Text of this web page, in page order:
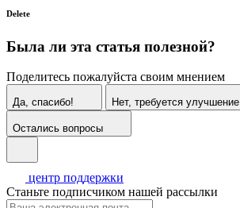
Delete
Была ли эта статья полезной?
Поделитесь пожалуйста своим мнением
Да, спасибо! Нет, требуется улучшение
Остались вопросы
центр поддержки
Станьте подписчиком нашей рассылки